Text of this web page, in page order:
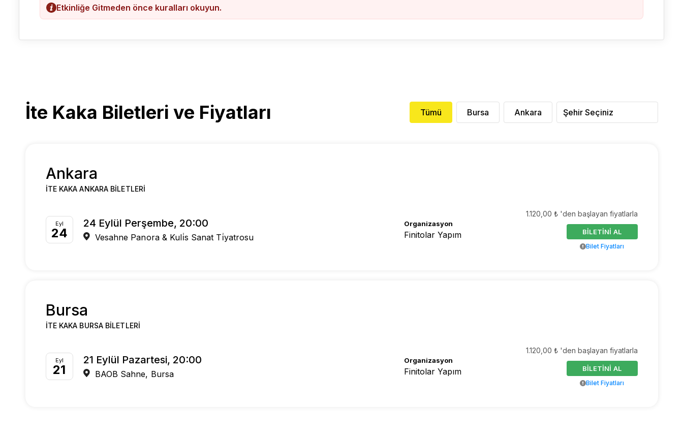
Etkinliğe Gitmeden önce kuralları okuyun.
İte Kaka Biletleri ve Fiyatları Tümü Bursa Ankara Şehir Seçiniz
Ankara
İTE KAKA ANKARA BILETLERI
Eyl
24
24 Eylül Perşembe, 20:00
Vesahne Panora & Kuli̇s Sanat Ti̇yatrosu
Organizasyon
Finitolar Yapım
1.120,00 ₺ 'den başlayan fiyatlarla
BİLETİNİ AL
Bilet Fiyatları
Bursa
İTE KAKA BURSA BILETLERI
Eyl
21
21 Eylül Pazartesi, 20:00
BAOB Sahne, Bursa
Organizasyon
Finitolar Yapım
1.120,00 ₺ 'den başlayan fiyatlarla
BİLETİNİ AL
Bilet Fiyatları